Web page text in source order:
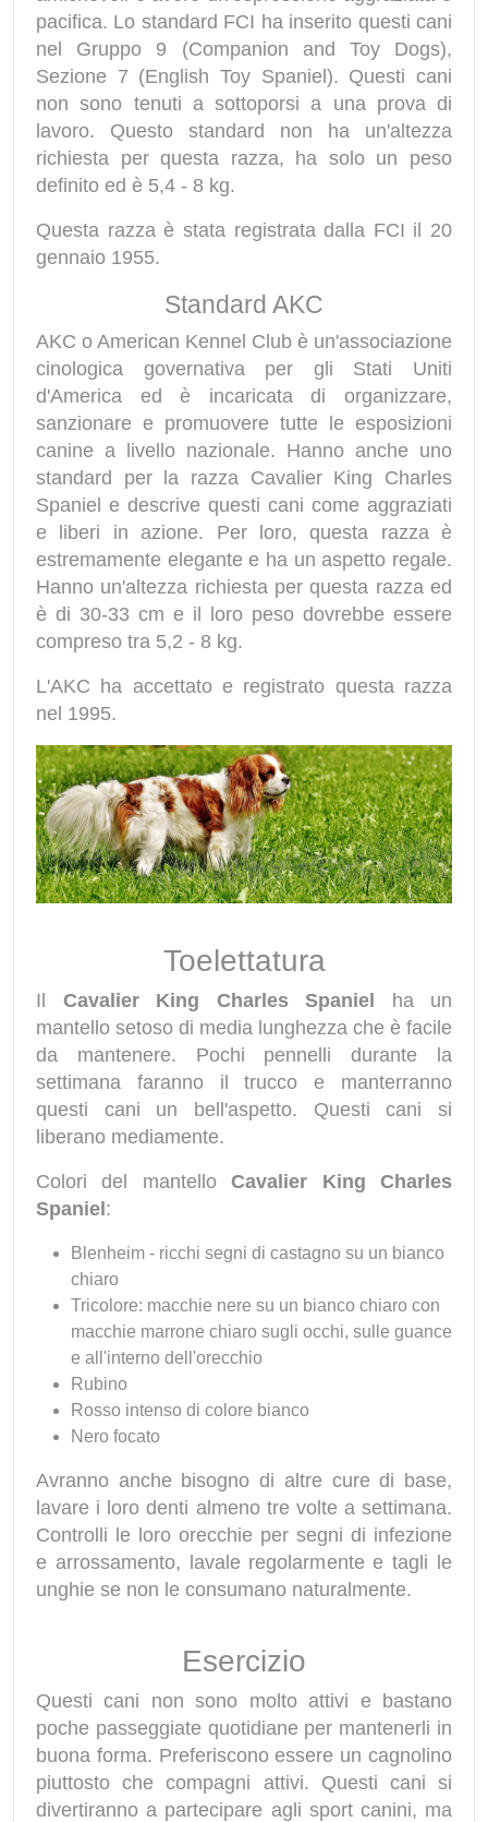
pacifica. Lo standard FCI ha inserito questi cani
nel Gruppo 9 (Companion and Toy Dogs),
Sezione 7 (English Toy Spaniel). Questi cani
non sono tenuti a sottoporsi a una prova di
lavoro. Questo standard non ha un'altezza
richiesta per questa razza, ha solo un peso
definito ed è 5,4 - 8 kg.
Questa razza è stata registrata dalla FCI il 20
gennaio 1955.
Standard AKC
AKC o American Kennel Club è un'associazione
cinologica governativa per gli Stati Uniti
d'America ed è incaricata di organizzare,
sanzionare e promuovere tutte le esposizioni
canine a livello nazionale. Hanno anche uno
standard per la razza Cavalier King Charles
Spaniel e descrive questi cani come aggraziati
e liberi in azione. Per loro, questa razza è
estremamente elegante e ha un aspetto regale.
Hanno un'altezza richiesta per questa razza ed
è di 30-33 cm e il loro peso dovrebbe essere
compreso tra 5,2 - 8 kg.
L'AKC ha accettato e registrato questa razza
nel 1995.
Toelettatura
Il Cavalier King Charles Spaniel ha un
mantello setoso di media lunghezza che è facile
da mantenere. Pochi pennelli durante la
settimana faranno il trucco e manterranno
questi cani un bell'aspetto. Questi cani si
liberano mediamente.
Colori del mantelloCavalier King Charles
Spaniel:
Blenheim - ricchi segni di castagno su un bianco
chiaro
Tricolore: macchie nere su un bianco chiaro con
macchie marrone chiaro sugli occhi, sulle guance
e all'interno dell'orecchio
Rubino
Rosso intenso di colore bianco
Nero focato
Avranno anche bisogno di altre cure di base,
lavare i loro denti almeno tre volte a settimana.
Controlli le loro orecchie per segni di infezione
e arrossamento, lavale regolarmente e tagli le
unghie se non le consumano naturalmente.
Esercizio
Questi cani non sono molto attivi e bastano
poche passeggiate quotidiane per mantenerli in
buona forma. Preferiscono essere un cagnolino
piuttosto che compagni attivi. Questi cani si
divertiranno a partecipare agli sport canini, ma